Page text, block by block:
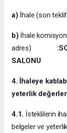
a) İhale (son
b) İhale
adres)
SALONU
4. İhaleye
yeterlik
4.1. İsteklilerin
belgeler ve